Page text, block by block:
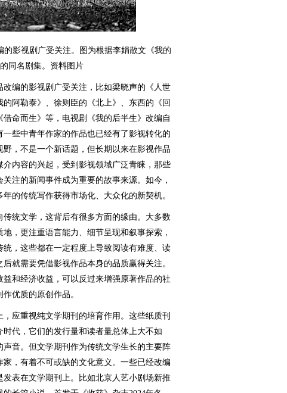
影视剧广受关注。图为根据李娟散文《我的
同名剧集。资料图片
编的影视剧广受关注，比如梁晓声的《人世
阿勒泰》、徐则臣的《北上》、东西的《回
命而生》等，电视剧《我的后半生》改编自
些中青年作家的作品也已经有了影视转化的
，不是一个新话题，但长期以来在影视作品
内容的兴起，受到影视领域广泛青睐，那些
注的新闻事件成为重要的故事来源。如今，
的传统写作获得市场化、大众化的新契机。
统文学，这背后有很多方面的缘由。大多数
，更注重语言能力、细节呈现和叙事探索，
，这些都在一定程度上导致阅读有难度、读
就需要凭借影视作品本身的品质赢得关注。
和经济收益，可以反过来增强原著作品的社
优质的原创作品。
重视纯文学期刊的培育作用。这些纸质刊
代，它们的发行量和读者量总体上大不如
音。但文学期刊作为传统文学生长的主要阵
，有着不可或缺的文化意义。一些已经改编
表在文学期刊上。比如北京人艺小剧场新推